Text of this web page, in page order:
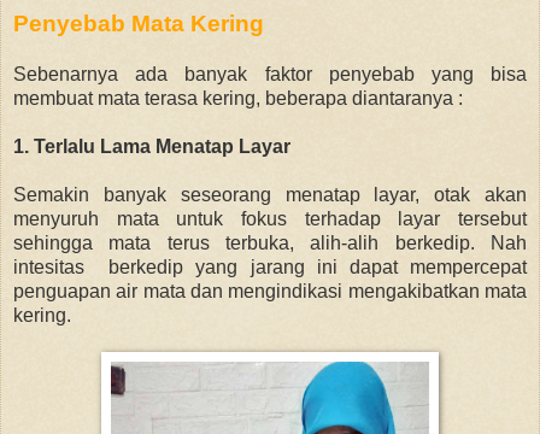
Penyebab Mata Kering
Sebenarnya ada banyak faktor penyebab yang bisa
membuat mata terasa kering, beberapa diantaranya :
1. Terlalu Lama Menatap Layar
Semakin banyak seseorang menatap layar, otak akan
menyuruh mata untuk fokus terhadap layar tersebut
sehingga mata terus terbuka, alih-alih berkedip.
Nah
intesitas berkedip yang jarang ini dapat mempercepat
penguapan air mata dan mengindikasi mengakibatkan mata
kering.